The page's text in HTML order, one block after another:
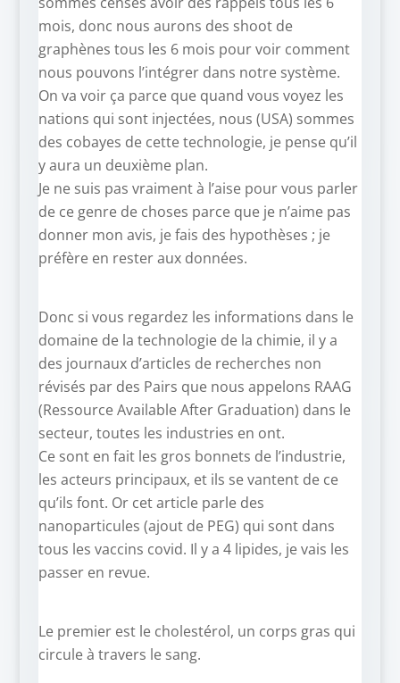
mois, donc nous aurons des shoot de
graphènes tous les 6 mois pour voir comment
nous pouvons l’intégrer dans notre système.
On va voir ça parce que quand vous voyez les
nations qui sont injectées, nous (USA) sommes
des cobayes de cette technologie, je pense qu’il
y aura un deuxième plan.
Je ne suis pas vraiment à l’aise pour vous parler
de ce genre de choses parce que je n’aime pas
donner mon avis, je fais des hypothèses ; je
préfère en rester aux données.
Donc si vous regardez les informations dans le
domaine de la technologie de la chimie, il y a
des journaux d’articles de recherches non
révisés par des Pairs que nous appelons RAAG
(Ressource Available After Graduation) dans le
secteur, toutes les industries en ont.
Ce sont en fait les gros bonnets de l’industrie,
les acteurs principaux, et ils se vantent de ce
qu’ils font. Or cet article parle des
nanoparticules (ajout de PEG) qui sont dans
tous les vaccins covid. Il y a 4 lipides, je vais les
passer en revue.
Le premier est le cholestérol, un corps gras qui
circule à travers le sang.